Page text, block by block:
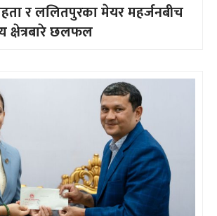
र ललितपुरका मेयर महर्जनबीच
क्षेत्रबारे छलफल